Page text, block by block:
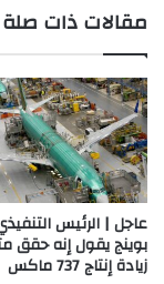
مقالات ذات صلة
عاجل | الرئيس
بوينج يقول إنه حقق
زيادة إنتاج 737 ماكس